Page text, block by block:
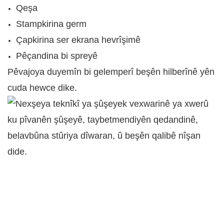
Qeşa
Stampkirina germ
Çapkirina ser ekrana hevrîşimê
Pêçandina bi spreyê
Pêvajoya duyemîn bi gelemperî beşên hilberînê yên
cuda hewce dike.